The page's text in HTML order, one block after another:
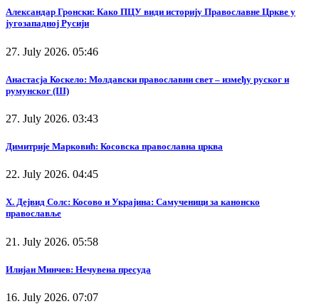
Александар Гронски: Како ПЦУ види историју Православне Цркве у
југозападној Русији
27. July 2026. 05:46
Анастасја Коскело: Молдавски православни свет – између руског и
румунског (III)
27. July 2026. 03:43
Димитрије Марковић: Косовска православна црква
22. July 2026. 04:45
Х. Дејвид Солс: Косово и Украјина: Самученици за канонско
православље
21. July 2026. 05:58
Илијан Минчев: Нечувена пресуда
16. July 2026. 07:07